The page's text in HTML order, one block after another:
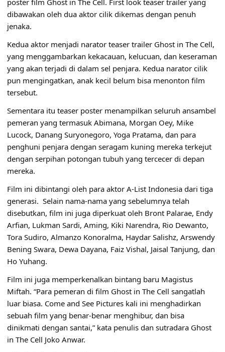
poster film Ghost in The Cell. First look teaser trailer yang
dibawakan oleh dua aktor cilik dikemas dengan penuh
jenaka.
Kedua aktor menjadi narator teaser trailer Ghost in The Cell,
yang menggambarkan kekacauan, kelucuan, dan keseraman
yang akan terjadi di dalam sel penjara. Kedua narator cilik
pun mengingatkan, anak kecil belum bisa menonton film
tersebut.
Sementara itu teaser poster menampilkan seluruh ansambel
pemeran yang termasuk Abimana, Morgan Oey, Mike
Lucock, Danang Suryonegoro, Yoga Pratama, dan para
penghuni penjara dengan seragam kuning mereka terkejut
dengan serpihan potongan tubuh yang tercecer di depan
mereka.
Film ini dibintangi oleh para aktor A-List Indonesia dari tiga
generasi. Selain nama-nama yang sebelumnya telah
disebutkan, film ini juga diperkuat oleh Bront Palarae, Endy
Arfian, Lukman Sardi, Aming, Kiki Narendra, Rio Dewanto,
Tora Sudiro, Almanzo Konoralma, Haydar Salishz, Arswendy
Bening Swara, Dewa Dayana, Faiz Vishal, Jaisal Tanjung, dan
Ho Yuhang.
Film ini juga memperkenalkan bintang baru Magistus
Miftah. “Para pemeran di film Ghost in The Cell sangatlah
luar biasa. Come and See Pictures kali ini menghadirkan
sebuah film yang benar-benar menghibur, dan bisa
dinikmati dengan santai,” kata penulis dan sutradara Ghost
in The Cell Joko Anwar.